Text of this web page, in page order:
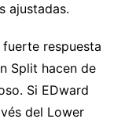
ajustadas.
respuesta
Split hacen de
Si EDward
del Lower